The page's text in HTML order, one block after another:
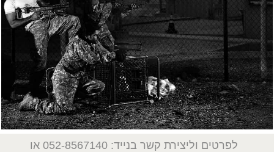
לפרטים וליצירת קשר בנייד: 052-8567140
או